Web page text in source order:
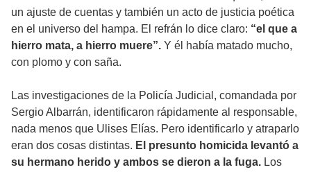
un ajuste de cuentas y también un acto de justicia poética
en el universo del hampa. El refrán lo dice claro: “el que a
hierro mata, a hierro muere”. Y él había matado mucho,
con plomo y con saña.
Las investigaciones de la Policía Judicial, comandada por
Sergio Albarrán, identificaron rápidamente al responsable,
nada menos que Ulises Elías. Pero identificarlo y atraparlo
eran dos cosas distintas. El presunto homicida levantó a
su hermano herido y ambos se dieron a la fuga. Los